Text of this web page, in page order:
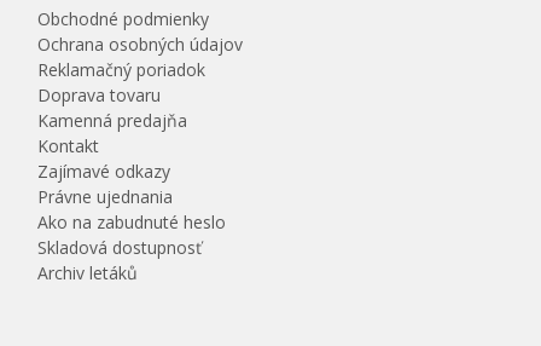
Obchodné podmienky
Ochrana osobných údajov
Reklamačný poriadok
Doprava tovaru
Kamenná predajňa
Kontakt
Zajímavé odkazy
Právne ujednania
Ako na zabudnuté heslo
Skladová dostupnosť
Archiv letáků